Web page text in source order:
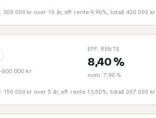
300 000 kr over 10 år, eff. rente 9,90%, totalt 420 000 kr
600 000kr
EFF. RENTE
8,40 %
nom. 7,90 %
150 000 kr over 5 år, eff. rente 13,50%, totalt 207 000 kr